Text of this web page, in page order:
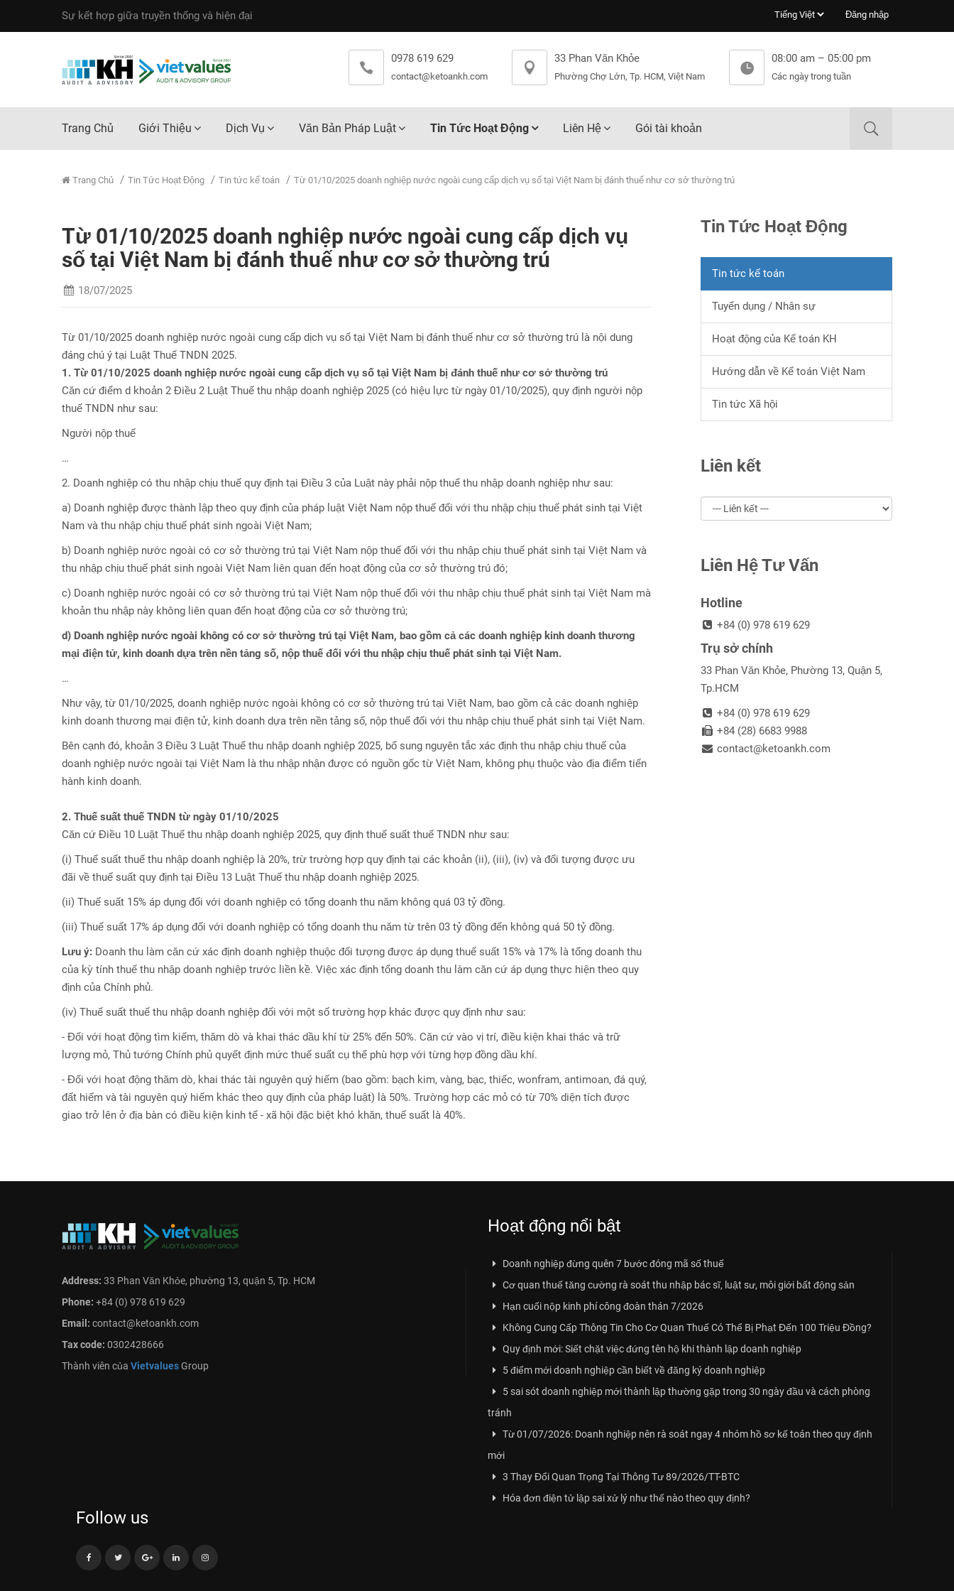
Sự kết hợp giữa truyền thống và hiện đại Đăng nhập
0978 619 629
contact@ketoankh.com
33 Phan Văn Khỏe
Phường Chợ Lớn, Tp. HCM, Việt Nam
08:00 am – 05:00 pm
Các ngày trong tuần
Trang Chủ Giới Thiệu Dịch Vụ Văn Bản Pháp Luật Tin Tức Hoạt Động Liên Hệ Gói tài khoản
Trang Chủ Tin Tức Hoạt Động Tin tức kế toán Từ 01/10/2025 doanh nghiệp nước ngoài cung cấp dịch vụ số tại Việt Nam bị đánh thuế như cơ sở thường trú
Từ 01/10/2025 doanh nghiệp nước ngoài cung cấp dịch vụ
số tại Việt Nam bị đánh thuế như cơ sở thường trú
18/07/2025
Từ 01/10/2025 doanh nghiệp nước ngoài cung cấp dịch vụ số tại Việt Nam bị đánh thuế như cơ sở thường trú là nội dung
đáng chú ý tại Luật Thuế TNDN 2025.
1. Từ 01/10/2025 doanh nghiệp nước ngoài cung cấp dịch vụ số tại Việt Nam bị đánh thuế như cơ sở thường trú
Căn cứ điểm d khoản 2 Điều 2 Luật Thuế thu nhập doanh nghiệp 2025 (có hiệu lực từ ngày 01/10/2025), quy định người nộp
thuế TNDN như sau:
Người nộp thuế
…
2. Doanh nghiệp có thu nhập chịu thuế quy định tại Điều 3 của Luật này phải nộp thuế thu nhập doanh nghiệp như sau:
a) Doanh nghiệp được thành lập theo quy định của pháp luật Việt Nam nộp thuế đối với thu nhập chịu thuế phát sinh tại Việt
Nam và thu nhập chịu thuế phát sinh ngoài Việt Nam;
b) Doanh nghiệp nước ngoài có cơ sở thường trú tại Việt Nam nộp thuế đối với thu nhập chịu thuế phát sinh tại Việt Nam và
thu nhập chịu thuế phát sinh ngoài Việt Nam liên quan đến hoạt động của cơ sở thường trú đó;
c) Doanh nghiệp nước ngoài có cơ sở thường trú tại Việt Nam nộp thuế đối với thu nhập chịu thuế phát sinh tại Việt Nam mà
khoản thu nhập này không liên quan đến hoạt động của cơ sở thường trú;
d) Doanh nghiệp nước ngoài không có cơ sở thường trú tại Việt Nam, bao gồm cả các doanh nghiệp kinh doanh thương
mại điện tử, kinh doanh dựa trên nền tảng số, nộp thuế đối với thu nhập chịu thuế phát sinh tại Việt Nam.
…
Như vậy, từ 01/10/2025, doanh nghiệp nước ngoài không có cơ sở thường trú tại Việt Nam, bao gồm cả các doanh nghiệp
kinh doanh thương mại điện tử, kinh doanh dựa trên nền tảng số, nộp thuế đối với thu nhập chịu thuế phát sinh tại Việt Nam.
Bên cạnh đó, khoản 3 Điều 3 Luật Thuế thu nhập doanh nghiệp 2025, bổ sung nguyên tắc xác định thu nhập chịu thuế của
doanh nghiệp nước ngoài tại Việt Nam là thu nhập nhận được có nguồn gốc từ Việt Nam, không phụ thuộc vào địa điểm tiến
hành kinh doanh.
2. Thuế suất thuế TNDN từ ngày 01/10/2025
Căn cứ Điều 10 Luật Thuế thu nhập doanh nghiệp 2025, quy định thuế suất thuế TNDN như sau:
(i) Thuế suất thuế thu nhập doanh nghiệp là 20%, trừ trường hợp quy định tại các khoản (ii), (iii), (iv) và đối tượng được ưu
đãi về thuế suất quy định tại Điều 13 Luật Thuế thu nhập doanh nghiệp 2025.
(ii) Thuế suất 15% áp dụng đối với doanh nghiệp có tổng doanh thu năm không quá 03 tỷ đồng.
(iii) Thuế suất 17% áp dụng đối với doanh nghiệp có tổng doanh thu năm từ trên 03 tỷ đồng đến không quá 50 tỷ đồng.
Lưu ý: Doanh thu làm căn cứ xác định doanh nghiệp thuộc đối tượng được áp dụng thuế suất 15% và 17% là tổng doanh thu
của kỳ tính thuế thu nhập doanh nghiệp trước liền kề. Việc xác định tổng doanh thu làm căn cứ áp dụng thực hiện theo quy
định của Chính phủ.
(iv) Thuế suất thuế thu nhập doanh nghiệp đối với một số trường hợp khác được quy định như sau:
- Đối với hoạt động tìm kiếm, thăm dò và khai thác dầu khí từ 25% đến 50%. Căn cứ vào vị trí, điều kiện khai thác và trữ
lượng mỏ, Thủ tướng Chính phủ quyết định mức thuế suất cụ thể phù hợp với từng hợp đồng dầu khí.
- Đối với hoạt động thăm dò, khai thác tài nguyên quý hiếm (bao gồm: bạch kim, vàng, bạc, thiếc, wonfram, antimoan, đá quý,
đất hiếm và tài nguyên quý hiếm khác theo quy định của pháp luật) là 50%. Trường hợp các mỏ có từ 70% diện tích được
giao trở lên ở địa bàn có điều kiện kinh tế - xã hội đặc biệt khó khăn, thuế suất là 40%.
Tin Tức Hoạt Động
Tin tức kế toán
Tuyển dụng / Nhân sự
Hoạt động của Kế toán KH
Hướng dẫn về Kế toán Việt Nam
Tin tức Xã hội
Liên kết
Liên Hệ Tư Vấn
Hotline
+84 (0) 978 619 629
Trụ sở chính
33 Phan Văn Khỏe, Phường 13, Quận 5,
Tp.HCM
+84 (0) 978 619 629
+84 (28) 6683 9988
contact@ketoankh.com
Address: 33 Phan Văn Khỏe, phường 13, quận 5, Tp. HCM
Phone: +84 (0) 978 619 629
Email: contact@ketoankh.com
Tax code: 0302428666
Thành viên của VietvaluesGroup
Hoạt động nổi bật
Doanh nghiệp đừng quên 7 bước đóng mã số thuế
Cơ quan thuế tăng cường rà soát thu nhập bác sĩ, luật sư, môi giới bất động sản
Hạn cuối nộp kinh phí công đoàn thán 7/2026
Không Cung Cấp Thông Tin Cho Cơ Quan Thuế Có Thể Bị Phạt Đến 100 Triệu Đồng?
Quy định mới: Siết chặt việc đứng tên hộ khi thành lập doanh nghiệp
5 điểm mới doanh nghiệp cần biết về đăng ký doanh nghiệp
5 sai sót doanh nghiệp mới thành lập thường gặp trong 30 ngày đầu và cách phòng
tránh
Từ 01/07/2026: Doanh nghiệp nên rà soát ngay 4 nhóm hồ sơ kế toán theo quy định
mới
3 Thay Đổi Quan Trọng Tại Thông Tư 89/2026/TT-BTC
Hóa đơn điện tử lập sai xử lý như thế nào theo quy định?
Follow us